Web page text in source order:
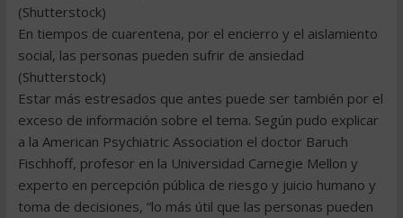
(Shutterstock)
En tiempos de cuarentena, por el encierro y el aislamiento
social, las personas pueden sufrir de ansiedad
(Shutterstock)
Estar más estresados que antes puede ser también por el
exceso de información sobre el tema. Según pudo explicar
a la American Psychiatric Association el doctor Baruch
Fischhoff, profesor en la Universidad Carnegie Mellon y
experto en percepción pública de riesgo y juicio humano y
toma de decisiones, “lo más útil que las personas pueden